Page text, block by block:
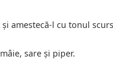
și amestecă-l cu tonul
sare și piper.